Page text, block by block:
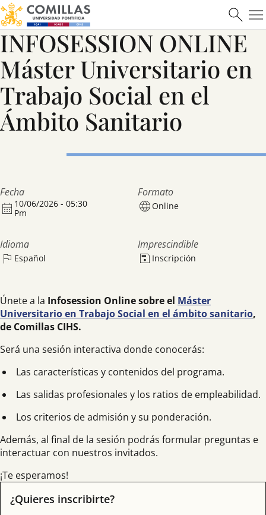
Saber más
INFOSESSION ONLINE
Máster Universitario en
Trabajo Social en el
Ámbito Sanitario
Fecha
10/06/2026 - 05:30
Pm
Formato
Online
Idioma
Español
Imprescindible
Inscripción
Únete a la Infosession Online sobre el Máster
Universitario en Trabajo Social en el ámbito sanitario,
de Comillas CIHS.
Será una sesión interactiva donde conocerás:
Las características y contenidos del programa.
Las salidas profesionales y los ratios de empleabilidad.
Los criterios de admisión y su ponderación.
Además, al final de la sesión podrás formular preguntas e
interactuar con nuestros invitados.
¡Te esperamos!
¿Quieres inscribirte?